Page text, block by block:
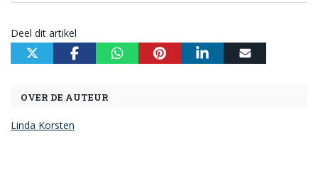
Deel dit artikel
OVER DE AUTEUR
Linda Korsten